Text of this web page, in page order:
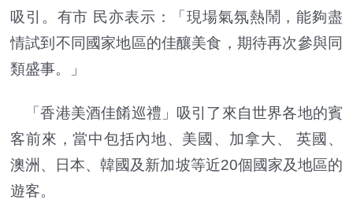
吸引。有市 民亦表示：「現場氣氛熱鬧，能夠盡
情試到不同國家地區的佳釀美食，期待再次參與同
類盛事。」
「香港美酒佳餚巡禮」吸引了來自世界各地的賓
客前來，當中包括內地、美國、加拿大、 英國、
澳洲、日本、韓國及新加坡等近20個國家及地區的
遊客。